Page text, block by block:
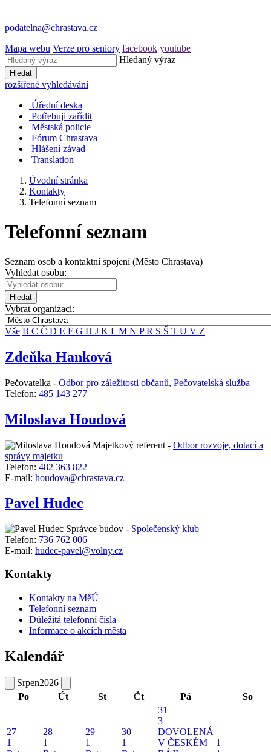
podatelna@chrastava.cz
Mapa webu Verze pro seniory facebook youtube
Hledaný výraz
Hledat
rozšířené vyhledávání
Úřední deska
Potřebuji zařídit
Městská policie
Fórum Chrastava
Hlášení závad
Translation
Úvodní stránka
Kontakty
Telefonní seznam
Telefonní seznam
Seznam osob a kontaktní spojení (Město Chrastava)
Vyhledat osobu:
Hledat
Vybrat organizaci:
Vše B C Č D E F G H J K L M N PR S Š T U V Z
Zdeňka Hanková
Pečovatelka - Odbor pro záležitosti občanů, Pečovatelská služba
Telefon: 485 143 277
Miloslava Houdová
Majetkový referent - Odbor rozvoje, dotací a
správy majetku
Telefon: 482 363 822
E-mail: houdova@chrastava.cz
Pavel Hudec
Správce budov - Společenský klub
Telefon: 736 762 006
E-mail: hudec-pavel@volny.cz
Kontakty
Kontakty na MěÚ
Telefonní seznam
Důležitá telefonní čísla
Informace o akcích města
Kalendář
Srpen2026
Po
Út St Čt Pá So
27
1
28
1
29
1
30
1
31
3
DOVOLENÁ
V ČESKÉM
1